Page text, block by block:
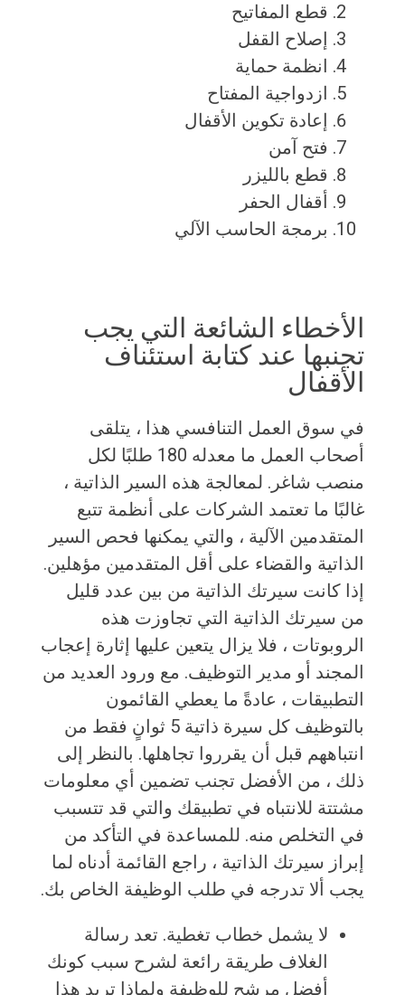
قطع المفاتيح
إصلاح القفل
انظمة حماية
ازدواجية المفتاح
إعادة تكوين الأقفال
فتح آمن
قطع بالليزر
أقفال الحفر
برمجة الحاسب الآلي
الأخطاء الشائعة التي يجب
تجنبها عند كتابة استئناف
الأقفال
في سوق العمل التنافسي هذا ، يتلقى
أصحاب العمل ما معدله 180 طلبًا لكل
منصب شاغر. لمعالجة هذه السير الذاتية ،
غالبًا ما تعتمد الشركات على أنظمة تتبع
المتقدمين الآلية ، والتي يمكنها فحص السير
الذاتية والقضاء على أقل المتقدمين مؤهلين.
إذا كانت سيرتك الذاتية من بين عدد قليل
من سيرتك الذاتية التي تجاوزت هذه
الروبوتات ، فلا يزال يتعين عليها إثارة إعجاب
المجند أو مدير التوظيف. مع ورود العديد من
التطبيقات ، عادةً ما يعطي القائمون
بالتوظيف كل سيرة ذاتية 5 ثوانٍ فقط من
انتباههم قبل أن يقرروا تجاهلها. بالنظر إلى
ذلك ، من الأفضل تجنب تضمين أي معلومات
مشتتة للانتباه في تطبيقك والتي قد تتسبب
في التخلص منه. للمساعدة في التأكد من
إبراز سيرتك الذاتية ، راجع القائمة أدناه لما
يجب ألا تدرجه في طلب الوظيفة الخاص بك.
لا يشمل خطاب تغطية. تعد رسالة
الغلاف طريقة رائعة لشرح سبب كونك
أفضل مرشح للوظيفة ولماذا تريد هذا